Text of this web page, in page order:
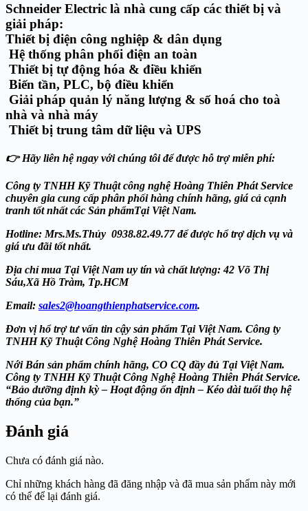
Schneider Electric là nhà cung cấp các thiết bị và
giải pháp:
Thiết bị điện công nghiệp & dân dụng
Hệ thống phân phối điện an toàn
Thiết bị tự động hóa & điều khiển
Biến tần, PLC, bộ điều khiển
Giải pháp quản lý năng lượng & số hoá cho toà
nhà và nhà máy
Thiết bị trung tâm dữ liệu và UPS
👉 Hãy liên hệ ngay với chúng tôi để được hỗ trợ miễn phí:
Công ty TNHH Kỹ Thuật công nghệ Hoàng Thiên PhátService
chuyên gia cung cấp phân phối hàng chính hãng, giá cả cạnh
tranh tốt nhất các Sản phẩmTại Việt Nam.
Hotline: Mrs.Ms.Thủy 0938.82.49.77 để được hổ trợ dịch vụ và
giá ưu đãi tốt nhất.
Địa chỉ mua Tại Việt Nam uy tín và chất lượng: 42 Võ Thị
Sáu,Xã Hồ Tràm, Tp.HCM
Email: sales2@hoangthienphatservice.com.
Đơn vị hổ trợ tư vấn tin cậy sản phẩm Tại Việt Nam. Công ty
TNHH Kỹ Thuật Công Nghệ Hoàng Thiên PhátService.
Nới Bán sản phẩm chính hãng, CO CQ đầy đủ Tại Việt Nam.
Công ty TNHH Kỹ Thuật Công Nghệ Hoàng Thiên PhátService.
“Bảo dưỡng định kỳ – Hoạt động ổn định – Kéo dài tuổi thọ hệ
thống của bạn.”
Đánh giá
Chưa có đánh giá nào.
Chỉ những khách hàng đã đăng nhập và đã mua sản phẩm này mới
có thể để lại đánh giá.